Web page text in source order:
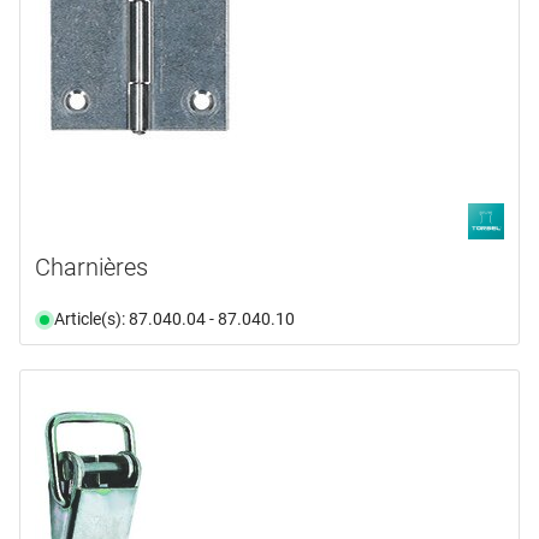
Charnières
Article(s): 87.040.04 - 87.040.10